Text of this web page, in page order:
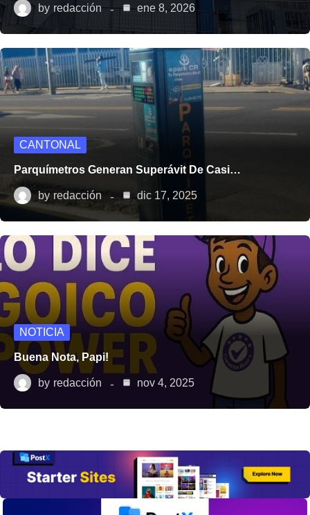
by redacción ene 8, 2026
CANTONAL
Parquímetros Generan Superávit De Casi…
by redacción dic 17, 2025
NOTICIA
Buena Nota, Papi!
by redacción nov 4, 2025